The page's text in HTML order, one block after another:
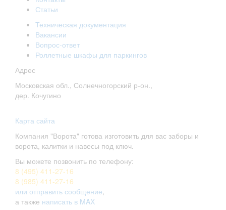
Статьи
Техническая документация
Вакансии
Вопрос-ответ
Роллетные шкафы для паркингов
Адрес
Московская обл., Солнечногорский р-он.,
дер. Кочугино
Карта сайта
Компания "Ворота" готова изготовить для вас заборы и
ворота, калитки и навесы под ключ.
Вы можете позвонить по телефону:
8 (495) 411-27-16
8 (985) 411-27-16
или отправить сообщение
а также написать в MAX